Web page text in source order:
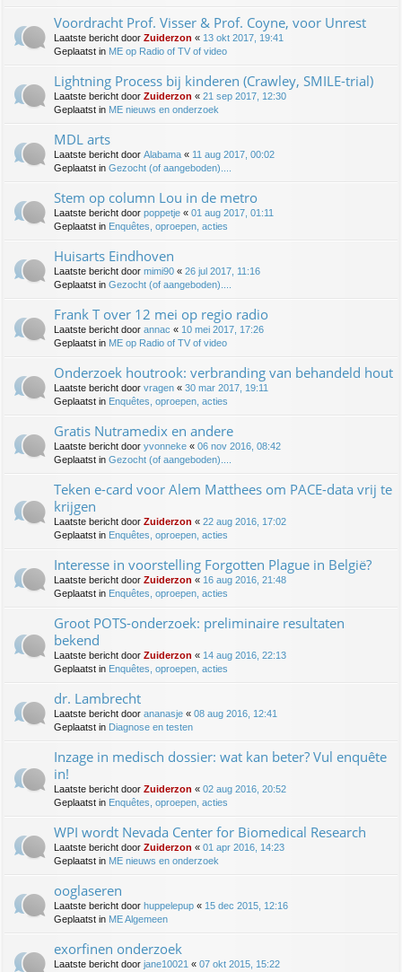
Voordracht Prof. Visser & Prof. Coyne, voor Unrest
Laatste bericht door Zuiderzon « 13 okt 2017, 19:41
Geplaatst in ME op Radio of TV of video
Lightning Process bij kinderen (Crawley, SMILE-trial)
Laatste bericht door Zuiderzon « 21 sep 2017, 12:30
Geplaatst in ME nieuws en onderzoek
MDL arts
Laatste bericht door Alabama « 11 aug 2017, 00:02
Geplaatst in Gezocht (of aangeboden)....
Stem op column Lou in de metro
Laatste bericht door poppetje « 01 aug 2017, 01:11
Geplaatst in Enquêtes, oproepen, acties
Huisarts Eindhoven
Laatste bericht door mimi90 « 26 jul 2017, 11:16
Geplaatst in Gezocht (of aangeboden)....
Frank T over 12 mei op regio radio
Laatste bericht door annac « 10 mei 2017, 17:26
Geplaatst in ME op Radio of TV of video
Onderzoek houtrook: verbranding van behandeld hout
Laatste bericht door vragen « 30 mar 2017, 19:11
Geplaatst in Enquêtes, oproepen, acties
Gratis Nutramedix en andere
Laatste bericht door yvonneke « 06 nov 2016, 08:42
Geplaatst in Gezocht (of aangeboden)....
Teken e-card voor Alem Matthees om PACE-data vrij te
krijgen
Laatste bericht door Zuiderzon « 22 aug 2016, 17:02
Geplaatst in Enquêtes, oproepen, acties
Interesse in voorstelling Forgotten Plague in België?
Laatste bericht door Zuiderzon « 16 aug 2016, 21:48
Geplaatst in Enquêtes, oproepen, acties
Groot POTS-onderzoek: preliminaire resultaten
bekend
Laatste bericht door Zuiderzon « 14 aug 2016, 22:13
Geplaatst in Enquêtes, oproepen, acties
dr. Lambrecht
Laatste bericht door ananasje « 08 aug 2016, 12:41
Geplaatst in Diagnose en testen
Inzage in medisch dossier: wat kan beter? Vul enquête
in!
Laatste bericht door Zuiderzon « 02 aug 2016, 20:52
Geplaatst in Enquêtes, oproepen, acties
WPI wordt Nevada Center for Biomedical Research
Laatste bericht door Zuiderzon « 01 apr 2016, 14:23
Geplaatst in ME nieuws en onderzoek
ooglaseren
Laatste bericht door huppelepup « 15 dec 2015, 12:16
Geplaatst in ME Algemeen
exorfinen onderzoek
Laatste bericht door jane10021 « 07 okt 2015, 15:22